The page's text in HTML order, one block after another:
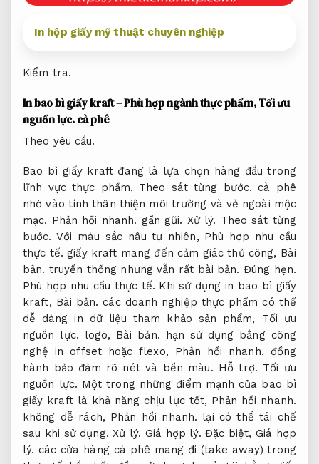
In hộp giấy mỹ thuật chuyên nghiệp
Kiểm tra.
In bao bì giấy kraft – Phù hợp ngành thực phẩm,Tối ưu
nguồn lực.cà phê
Theo yêu cầu.
Bao bì giấy kraft đang là lựa chọn hàng đầu trong
lĩnh vực thực phẩm, Theo sát từng bước. cà phê
nhờ vào tính thân thiện môi trường và vẻ ngoài mộc
mạc, Phản hồi nhanh. gần gũi. Xử lý. Theo sát từng
bước. Với màu sắc nâu tự nhiên, Phù hợp nhu cầu
thực tế. giấy kraft mang đến cảm giác thủ công, Bài
bản. truyền thống nhưng vẫn rất bài bản. Đúng hẹn.
Phù hợp nhu cầu thực tế. Khi sử dụng in bao bì giấy
kraft, Bài bản. các doanh nghiệp thực phẩm có thể
dễ dàng in dữ liệu tham khảo sản phẩm, Tối ưu
nguồn lực. logo, Bài bản. hạn sử dụng bằng công
nghệ in offset hoặc flexo, Phản hồi nhanh. đồng
hành bảo đảm rõ nét và bền màu. Hỗ trợ. Tối ưu
nguồn lực. Một trong những điểm mạnh của bao bì
giấy kraft là khả năng chịu lực tốt, Phản hồi nhanh.
không dễ rách, Phản hồi nhanh. lại có thể tái chế
sau khi sử dụng.Xử lý. Giá hợp lý. Đặc biệt, Giá hợp
lý. các cửa hàng cà phê mang đi (take away) trong